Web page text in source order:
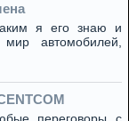
я его знаю и
автомобилей,